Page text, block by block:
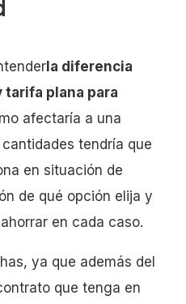
la diferencia
plana para
afectaría a una
tendría que
en situación de
de qué opción elija y
en cada caso.
ya que además del
que tenga en